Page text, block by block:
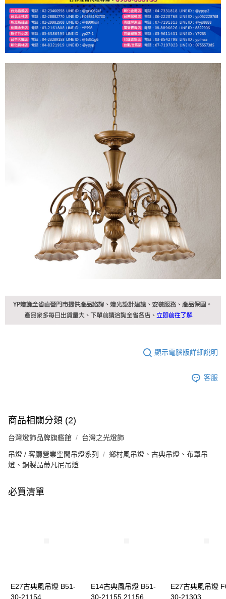
顯示電腦版詳細說明
客服
商品相關分類 (2)
台灣燈飾品牌旗艦館 台灣之光燈飾
吊燈 / 客廳營業空間吊燈系列
鄉村風吊燈、古典吊燈、布罩吊
燈、銅製品蒂凡尼吊燈
必買清單
E27古典風吊燈 B51-
30-21154
E14古典風吊燈 B51-
30-21155 21156
E27古典風吊燈
30-21303